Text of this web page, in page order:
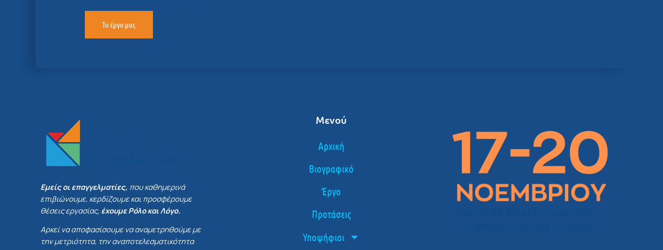
Το έργο μας
Εμείς οι επαγγελματίες, που καθημερινά
επιβιώνουμε, κερδίζουμε και προσφέρουμε
θέσεις εργασίας, έχουμε Ρόλο και Λόγο.
Αρκεί να αποφασίσουμε να αναμετρηθούμε με
την μετριότητα, την αναποτελεσματικότητα
Μενού
Αρχική
Βιογραφικό
Έργο
Προτάσεις
Υποψήφιοι